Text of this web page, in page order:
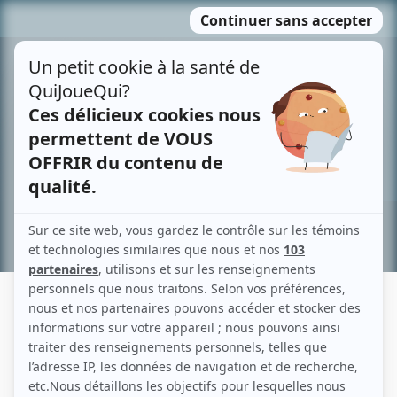
MENU
contenu
Recherche avancée »
ANGELICA GENTILE
Liens
Fiche de Angelica Gentile sur Showbizz.net